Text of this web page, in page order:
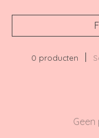
0 producten